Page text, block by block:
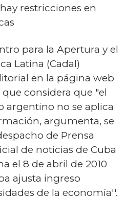
restricciones en
para la Apertura y el
Latina (Cadal)
en la página web
considera que "el
argentino no se aplica
argumenta, se
de Prensa
de noticias de Cuba
el 8 de abril de 2010
ajusta ingreso
de la economía''.